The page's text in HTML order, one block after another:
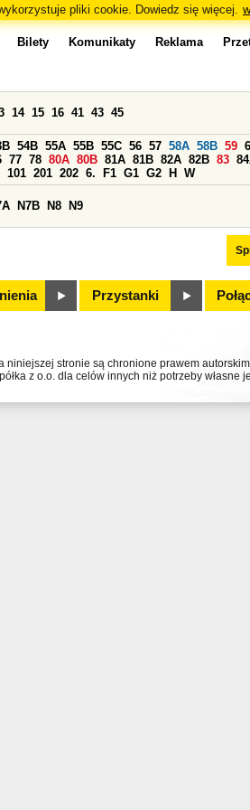
pliki cookie. Dowiedz się więcej.
Bilety Komunikaty Reklama
14 15 16 41 43 45
54B 55A 55B 55C 56 57 58A 58B 59
77 78 80A 80B 81A 81B 82A 82B 83
101 201 202 6. F1 G1 G2 H W
N7B N8 N9
Przystanki
niniejszej stronie są chronione prawem
z o.o. dla celów innych niż potrzeby własne